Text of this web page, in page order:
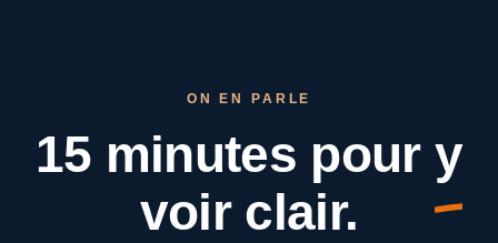
ON EN PARLE
15 minutes pour y
voir clair.